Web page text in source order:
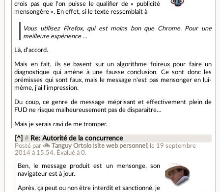
crois pas que l'on puisse le qualifier de « publicité
mensongère ». En effet, si le texte ressemblait à
Vous utilisez Firefox, qui est moins bon que Chrome. Pour une
meilleure expérience …
Là, d'accord.
Mais en fait, ils se basent sur un algorithme foireux pour faire un
diagnostique qui amène à une fausse conclusion. Ce sont donc les
prémisses qui sont faux, mais le message n'est pas mensonger en lui-
même, j'ai l'impression.
Du coup, ce genre de message méprisant et effectivement plein de
FUD ne risque malheureusement pas de disparaître…
Mais je serais ravi de me tromper.
[^] # Re: Autorité de la concurrence
Posté par 🚲 Tanguy Ortolo(site web personnel ) le 19 septembre
2014 à 15:54. Évalué à 0.
Ben, le message produit est un mensonge, son
navigateur est à jour.
Après, ça peut ou non être interdit et sanctionné, je